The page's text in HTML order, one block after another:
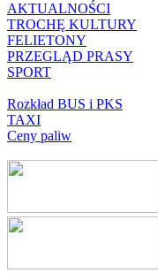
AKTUALNOŚCI
TROCHĘ KULTURY
FELIETONY
PRZEGLĄD PRASY
SPORT
Rozkład BUS i PKS
TAXI
Ceny paliw